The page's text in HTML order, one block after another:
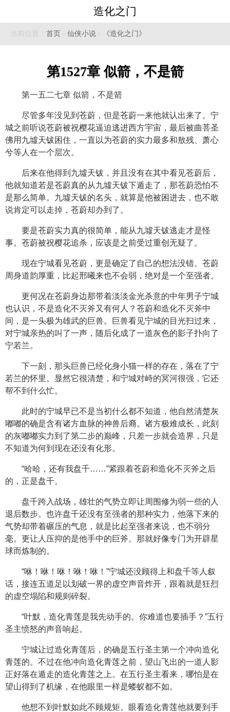
造化之门
当前位置： 首页 › 仙侠小说 › 《造化之门》
第1527章 似箭，不是箭
第一五二七章 似箭，不是箭
尽管多年没见到苍蔚，但是苍蔚一来他就认出来了。宁
城之前听说苍蔚被祝樱花逼迫逃进西方宇宙，最后被曲菩圣
佛用九墟天钹困住，一直以为苍蔚的实力最多和敖残、萧心
兮等人在一个层次。
后来在他得到九墟天钹，并且没有在其中看见苍蔚后，
他就知道若是苍蔚真的从九墟天钹下遁走了，那苍蔚恐怕不
是那么简单。九墟天钹的名头，就算是他被困进去，也不敢
说肯定可以走掉，苍蔚却办到了。
要是苍蔚实力真的很简单，能从九墟天钹逃走才是怪
事。苍蔚被祝樱花追杀，应该是之前受过重创无疑了。
现在宁城看见苍蔚，更是确定了自己的想法没错。苍蔚
周身道韵厚重，比起邢曦来也不会弱，绝对是一个至强者。
更何况在苍蔚身边那带着淡淡金光杀意的中年男子宁城
也认识，不是造化不灭斧又有何人？苍蔚和造化不灭斧中
间，是一头极为雄武的巨兽。巨兽看见宁城的目光扫过来，
对宁城亲热的叫了一声，随后化成了一道灰色的影子扑向了
宁若兰。
下一刻，那头巨兽已经化身小猫一样的存在，落在了宁
若兰的怀里。显然它很清楚，和宁城对峙的冥河很强，它还
帮不到什么忙。
此时的宁城早已不是当初什么都不知道，他自然清楚灰
嘟嘟的确是含有诸方血脉的神兽后裔。诸方极难成长，此刻
的灰嘟嘟实力到了第二步的巅峰，只差一步就会造界，只是
不知道为何到现在还没有化形。
“哈哈，还有我盘千……”紧跟着苍蔚和造化不灭斧之后
的，正是盘千。
盘千跨入战场，雄壮的气势立即让周围修为弱一些的人
退后数步。也许盘千还没有至强者的那种实力，他落下来的
气势却带着碾压的气息，就是比起至强者来说，也不弱分
毫。更让人压抑的是他手中的巨斧。那就好像专门为开辟星
球而炼制的。
“咻！咻！咻！咻！咻！”宁城还没顾得上和盘千等人叙
话，接连五道足以划破一界的虚空声音炸开，跟着就是狂烈
的虚空塌陷和规则碎裂。
“叶默，造化青莲是我先动手的。你难道也要插手？”五行
圣主愤怒的声音响起。
宁城让过造化青莲后，的确是五行圣主第一个冲向造化
青莲的。不过在他冲向造化青莲之前，望山飞出的一道人影
正好落在遁走的造化青莲之上。在五行圣主看来，哪怕是在
望山得到了机缘，在他眼里一样是蝼蚁都不如。
他想不到叶默如此不顾规矩。眼看造化青莲他就要到手